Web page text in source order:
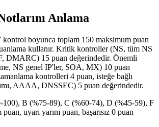
Anlama
kontrol boyunca toplam 150 maksimum puan
kullanır. Kritik kontroller (NS, tüm NS
DMARC) 15 puan değerindedir. Önemli
NS genel IP'ler, SOA, MX) 10 puan
kontrolleri 4 puan, isteğe bağlı
AAAA, DNSSEC) 5 puan değerindedir.
100), B (%75-89), C (%60-74), D (%45-59), F
uyarı yarım puan, başarısız 0 puan